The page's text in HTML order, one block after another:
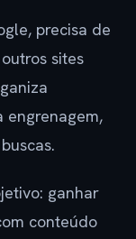
precisa de
sites
engrenagem,
ganhar
conteúdo